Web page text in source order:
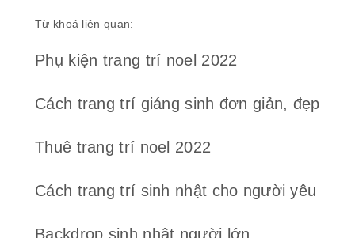
Từ khoá liên quan:
Phụ kiện trang trí noel 2022
Cách trang trí giáng sinh đơn giản, đẹp
Thuê trang trí noel 2022
Cách trang trí sinh nhật cho người yêu
Backdrop sinh nhật người lớn